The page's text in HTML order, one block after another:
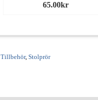
65.00kr
Tillbehör, Stolprör